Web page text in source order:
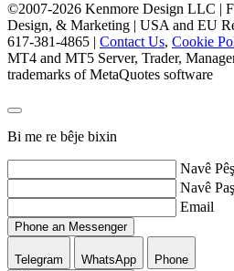
©2007-2026 Kenmore Design LLC |
Design, & Marketing | USA and EU
617-381-4865 | Contact Us, Cookie
MT4 and MT5 Server, Trader,
trademarks of MetaQuotes software
Bi me re bêje bixin
Navê
Navê
Email
Phone an Messenger
Telegram WhatsApp
Phone